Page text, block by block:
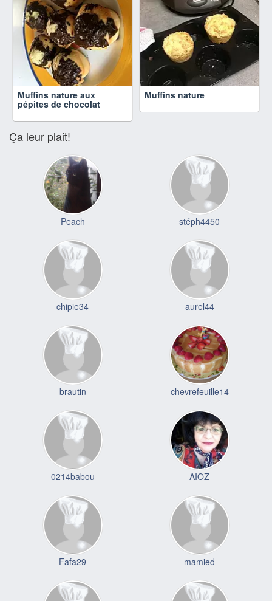
Muffins nature aux
pépites de chocolat
Muffins nature
Ça leur plait!
Peach stéph4450
chipie34 aurel44
brautin chevrefeuille14
0214babou AIOZ
Fafa29 mamied